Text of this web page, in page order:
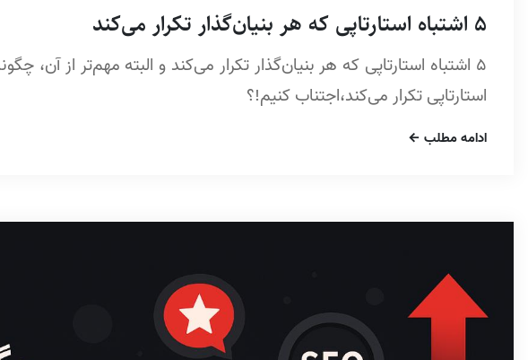
5 اشتباه استارتاپی که هر بنیان‌گذار تکرار می‌کند
5 اشتباه استارتاپی که هر بنیان‌گذار تکرار می‌کند و البته مهم‌تر از آن،
استارتاپی تکرار می‌کند،اجتناب کنیم!؟
ادامه مطلب